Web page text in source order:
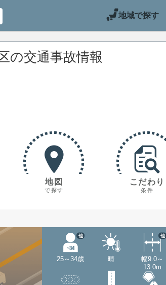
地域で探す
の交通事故情報
地図
で探す
こだわり
条件
25～34歳
他
晴
幅9.0～
13.0m
他